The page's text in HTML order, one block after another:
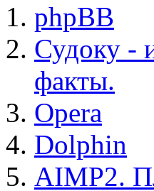
phpBB
Судоку -
факты.
Opera
Dolphin
AIMP2.